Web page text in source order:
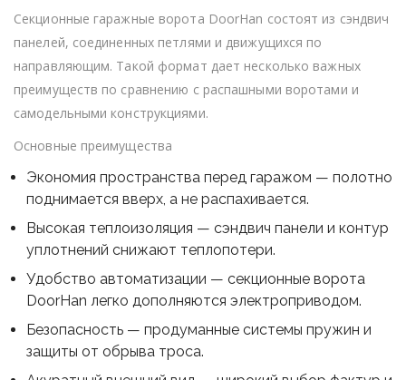
Секционные гаражные ворота DoorHan состоят из сэндвич
панелей, соединенных петлями и движущихся по
направляющим. Такой формат дает несколько важных
преимуществ по сравнению с распашными воротами и
самодельными конструкциями.
Основные преимущества
Экономия пространства перед гаражом — полотно
поднимается вверх, а не распахивается.
Высокая теплоизоляция — сэндвич панели и контур
уплотнений снижают теплопотери.
Удобство автоматизации — секционные ворота
DoorHan легко дополняются электроприводом.
Безопасность — продуманные системы пружин и
защиты от обрыва троса.